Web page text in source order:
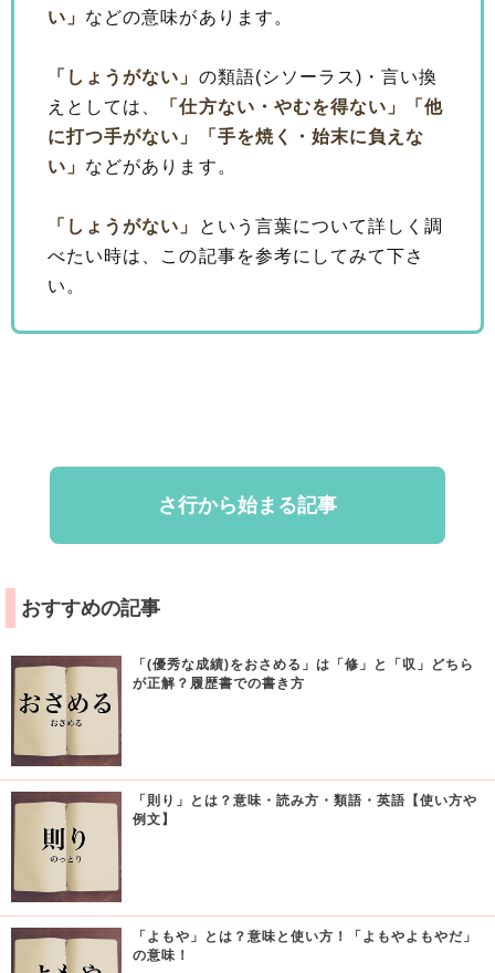
い」 などの意味があります。
「しょうがない」 の類語(シソーラス)・言い換
えとしては、
「仕方ない・やむを得ない」
「他
に打つ手がない」
「手を焼く・始末に負えな
い」 などがあります。
「しょうがない」
という言葉について詳しく調
べたい時は、この記事を参考にしてみて下さ
い。
さ行から始まる記事
おすすめの記事
「(優秀な成績)をおさめる」は「修」と「収」どちら
が正解？履歴書での書き方
「則り」とは？意味・読み方・類語・英語【使い方や
例文】
「よもや」とは？意味と使い方！「よもやよもやだ」
の意味！